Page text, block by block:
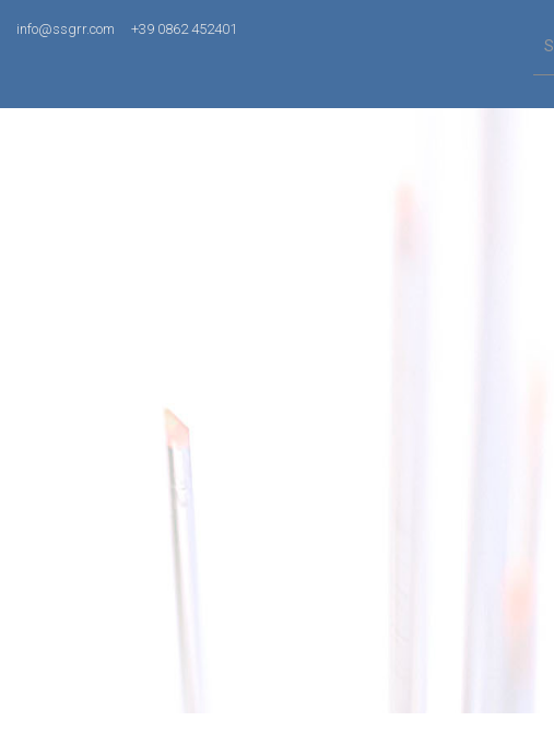
info@ssgrr.com +39 0862 452401